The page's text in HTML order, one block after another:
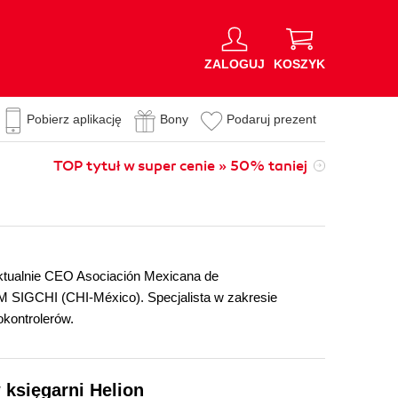
ZALOGUJ KOSZYK
Pobierz aplikację Bony Podaruj prezent
TOP tytuł w super cenie » 50% taniej
CEO Asociación Mexicana de
SIGCHI (CHI-México). Specjalista w zakresie
księgarni Helion